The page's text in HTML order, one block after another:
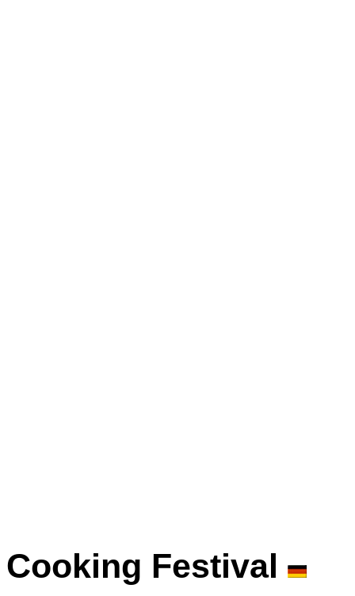
Cooking Festival